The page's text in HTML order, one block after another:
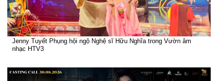
Jenny Tuyết Phụng hội ngộ Nghệ sĩ Hữu Nghĩa trong Vườn âm
nhạc HTV3